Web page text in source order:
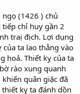
(1426 ) chủ
chỉ huy gần 2
traị địch. Lợi dụng
ta lao thẳng vào
hoả. Thiết kỵ của ta
rào xung quanh
quân giặc đã
kỵ ta đánh dồn